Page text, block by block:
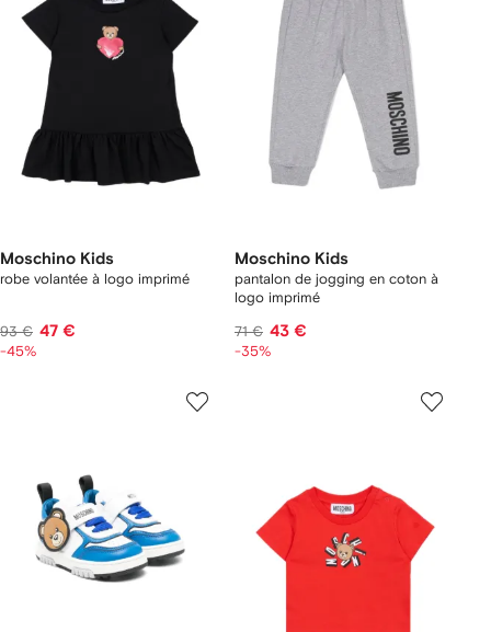
Moschino Kids
robe volantée à logo imprimé
93 € 47 €
-45%
Moschino Kids
pantalon de jogging en coton à
logo imprimé
71 € 43 €
-35%